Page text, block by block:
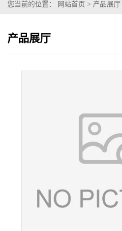
您当前的位置： 网站首页 > 产品展厅
产品展厅